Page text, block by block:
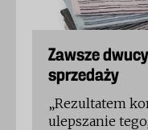
Zawsze
sprzedaży
„Rezultatem
ulepszanie